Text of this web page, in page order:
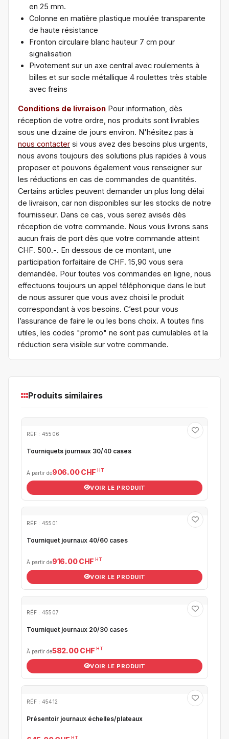
en 25 mm.
Colonne en matière plastique moulée transparente
de haute résistance
Fronton circulaire blanc hauteur 7 cm pour
signalisation
Pivotement sur un axe central avec roulements à
billes et sur socle métallique 4 roulettes très stable
avec freins
Conditions de livraison Pour information, dès
réception de votre ordre, nos produits sont livrables
sous une dizaine de jours environ. N'hésitez pas à
nous contacter si vous avez des besoins plus urgents,
nous avons toujours des solutions plus rapides à vous
proposer et pouvons également vous renseigner sur
les réductions en cas de commandes de quantités.
Certains articles peuvent demander un plus long délai
de livraison, car non disponibles sur les stocks de notre
fournisseur. Dans ce cas, vous serez avisés dès
réception de votre commande. Nous vous livrons sans
aucun frais de port dès que votre commande atteint
CHF. 500.-. En dessous de ce montant, une
participation forfaitaire de CHF. 15,90 vous sera
demandée. Pour toutes vos commandes en ligne, nous
effectuons toujours un appel téléphonique dans le but
de nous assurer que vous avez choisi le produit
correspondant à vos besoins. C’est pour vous
l’assurance de faire le ou les bons choix. A toutes fins
utiles, les codes "promo" ne sont pas cumulables et la
réduction sera visible sur votre commande.
Produits similaires
RÉF : 45506
Tourniquets journaux 30/40 cases
À partir de906.00 CHF HT
VOIR LE PRODUIT
RÉF : 45501
Tourniquet journaux 40/60 cases
À partir de916.00 CHF HT
VOIR LE PRODUIT
RÉF : 45507
Tourniquet journaux 20/30 cases
À partir de582.00 CHF HT
VOIR LE PRODUIT
RÉF : 45412
Présentoir journaux échelles/plateaux
HT